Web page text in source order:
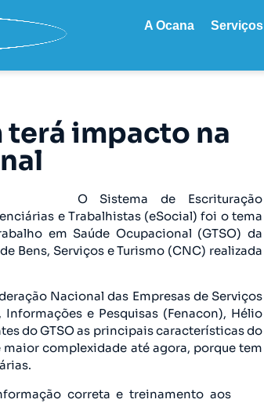
A Ocana Serviços
impacto na
O Sistema de Escrituração
e Trabalhistas (eSocial) foi o tema
em Saúde Ocupacional (GTSO) da
Bens, Serviços e Turismo (CNC) realizada
Nacional das Empresas de Serviços
e Pesquisas (Fenacon), Hélio
do GTSO as principais características do
maior complexidade até agora, porque tem
correta e treinamento aos